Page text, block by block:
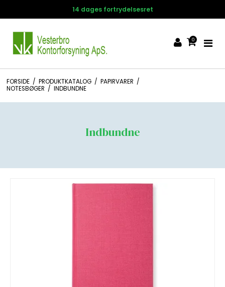
14 dages fortrydelsesret
0
FORSIDE / PRODUKTKATALOG / PAPIRVARER /
NOTESBØGER / INDBUNDNE
Indbundne